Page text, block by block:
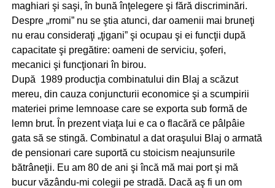
maghiari şi saşi, în bună înţelegere şi fără discriminări.
Despre „rromi” nu se ştia atunci, dar oamenii mai bruneţi
nu erau consideraţi „ţigani” şi ocupau şi ei funcţii după
capacitate şi pregătire: oameni de serviciu, şoferi,
mecanici şi funcţionari în birou.
După 1989 producţia combinatului din Blaj a scăzut
mereu, din cauza conjuncturii economice şi a scumpirii
materiei prime lemnoase care se exporta sub formă de
lemn brut. În prezent viaţa lui e ca o flacără ce pâlpâie
gata să se stingă. Combinatul a dat oraşului Blaj o armată
de pensionari care suportă cu stoicism neajunsurile
bătrâneţii. Eu am 80 de ani şi încă mă mai port şi mă
bucur văzându-mi colegii pe stradă. Dacă aş fi un om